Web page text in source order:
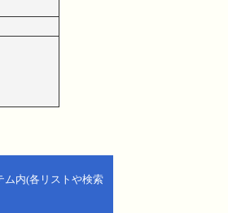
ム内(各リストや検索